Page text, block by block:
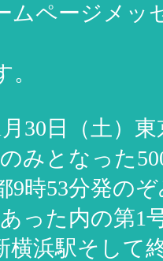
ムページメッ
30日（土）
みとなった
9時53分発の
った内の第1
横浜駅そして